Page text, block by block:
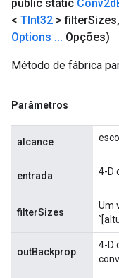
public static Conv2d
< TInt32 > filterSizes,
Options ... Opções)
Método de fábrica
Parâmetros
alcance
entrada 4-D
filterSizes
Um
outBackprop
4-D